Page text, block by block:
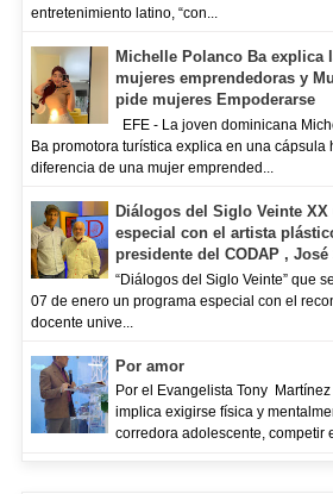
entretenimiento latino, “con...
Michelle Polanco Ba explica
mujeres emprendedoras y
pide mujeres Empoderarse
EFE - La joven dominicana
Ba promotora turística explica en una cápsula
diferencia de una mujer emprended...
Diálogos del Siglo Veinte
especial con el artista
presidente del CODAP , José
“Diálogos del Siglo Veinte” que
07 de enero un programa especial con el
docente unive...
Por amor
Por el Evangelista Tony
implica exigirse física y
corredora adolescente, competir